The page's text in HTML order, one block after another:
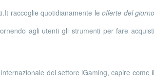
raccoglie quotidianamente le offerte del giorno
agli utenti gli strumenti per fare acquisti
del settore iGaming, capire come il